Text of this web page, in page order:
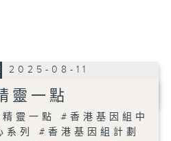
2025-08-11
靈一點
靈一點 #香港基因組中
系列 #香港基因組計劃